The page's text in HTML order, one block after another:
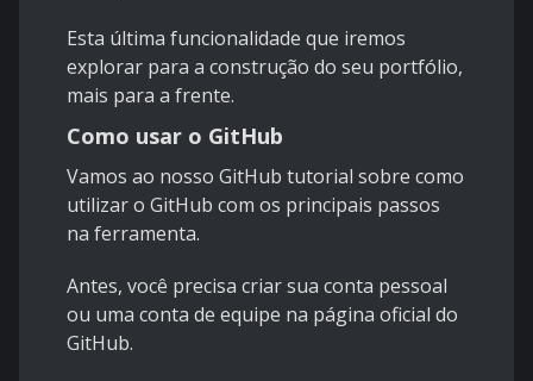
Esta última funcionalidade que iremos
explorar para a construção do seu portfólio,
mais para a frente.
Como usar o GitHub
Vamos ao nosso GitHub tutorial sobre como
utilizar o GitHub com os principais passos
na ferramenta.
Antes, você precisa criar sua conta pessoal
ou uma conta de equipe na página oficial do
GitHub.